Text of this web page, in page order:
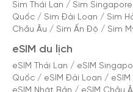
Sim Thái Lan / Sim Singapore
Quốc / Sim Đài Loan / Sim
Châu Âu / Sim Ấn Độ / Sim
eSIM du lịch
eSIM Thái Lan / eSIM
Quốc / eSIM Đài Loan /